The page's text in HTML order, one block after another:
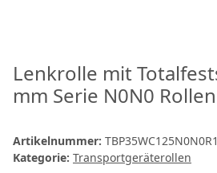
Lenkrolle mit
mm Serie N0N0
Artikelnummer:
Kategorie: Transportgeräterollen